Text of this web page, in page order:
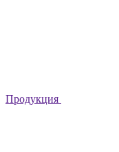
Продукция